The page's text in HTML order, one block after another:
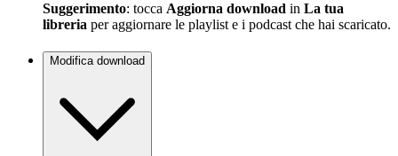
Suggerimento: tocca Aggiorna download in La tua
libreria per aggiornare le playlist e i podcast che hai scaricato.
Modifica download